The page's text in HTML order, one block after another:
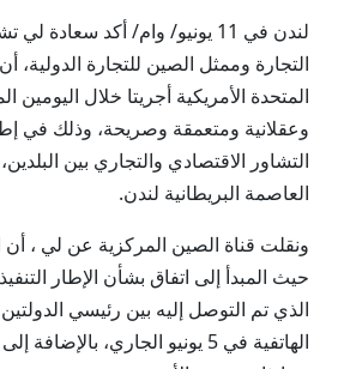
لندن في 11 يونيو/ وام/ أكد سعادة
التجارة وممثل الصين للتجارة الدولية،
المتحدة الأمريكية أجريتا خلال اليومين
وعقلانية ومتعمقة وصريحة، وذلك في
التشاور الاقتصادي والتجاري بين
العاصمة البريطانية لندن.
ونقلت قناة الصين المركزية عن لي ، أن
حيث المبدأ إلى اتفاق بشأن الإطار
الذي تم التوصل إليه بين رئيسي
الهاتفية في 5 يونيو الجاري،